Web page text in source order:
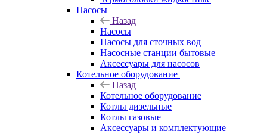
Насосы
Назад
Насосы
Насосы для сточных вод
Насосные станции бытовые
Аксессуары для насосов
Котельное оборудование
Назад
Котельное оборудование
Котлы дизельные
Котлы газовые
Аксессуары и комплектующие